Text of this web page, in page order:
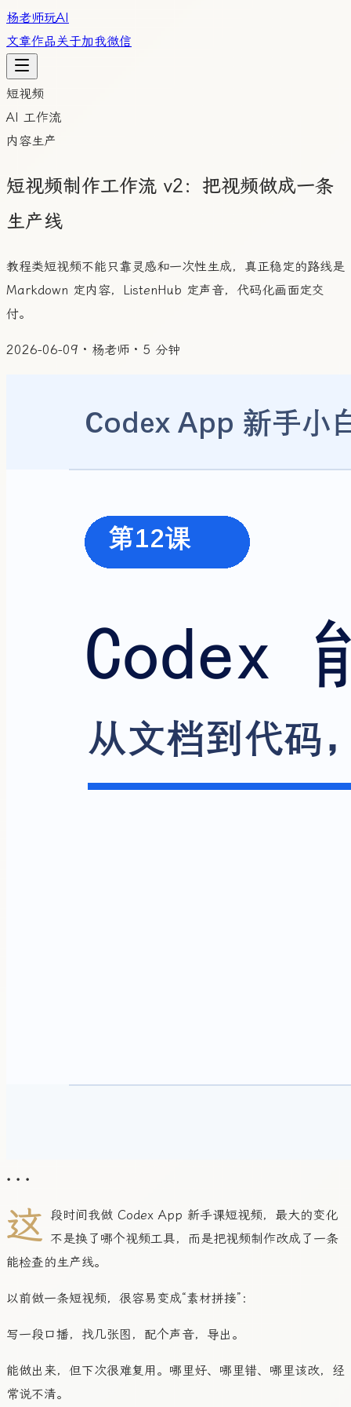
杨老师玩AI
文章作品关于加我微信
短视频
AI 工作流
内容生产
短视频制作工作流 v2：把视频做成一条
生产线
教程类短视频不能只靠灵感和一次性生成，真正稳定的路线是
Markdown 定内容，ListenHub 定声音，代码化画面定交
付。
2026-06-09 · 杨老师 · 5 分钟
• • •
这
段时间我做 Codex App 新手课短视频，最大的变化
不是换了哪个视频工具，而是把视频制作改成了一条
能检查的生产线。
以前做一条短视频，很容易变成“素材拼接”：
写一段口播，找几张图，配个声音，导出。
能做出来，但下次很难复用。哪里好、哪里错、哪里该改，经
常说不清。